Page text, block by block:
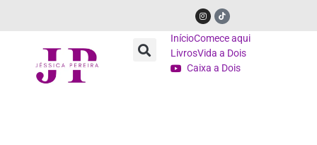
InícioComece aqui
LivrosVida a Dois
Caixa a Dois